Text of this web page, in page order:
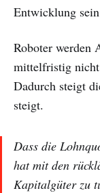
Entwicklung
Roboter werden
mittelfristig nicht
Dadurch steigt
steigt.
Dass die
hat mit den
Kapitalgüter zu